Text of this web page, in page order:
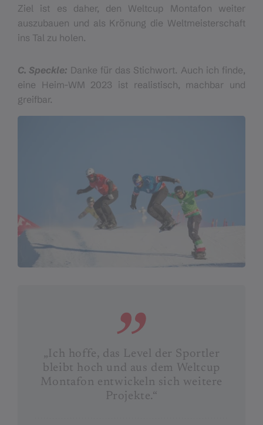
Ziel ist es daher, den Weltcup Montafon weiter
auszubauen und als Krönung die Weltmeisterschaft
ins Tal zu holen.
C. Speckle: Danke für das Stichwort. Auch ich finde,
eine Heim-WM 2023 ist realistisch, machbar und
greifbar.
„Ich hoffe, das Level der Sportler
bleibt hoch und aus dem Weltcup
Montafon entwickeln sich weitere
Projekte.“